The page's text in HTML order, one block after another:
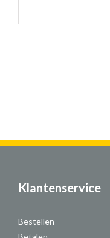
Klantenservice
Bestellen